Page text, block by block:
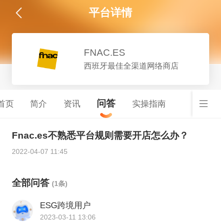
平台详情
FNAC.ES
西班牙最佳全渠道网络商店
页 简介 资讯 问答 实操指南
Fnac.es不熟悉平台规则需要开店怎么办？
2022-04-07 11:45
全部问答 (1条)
ESG跨境用户
2023-03-11 13:06